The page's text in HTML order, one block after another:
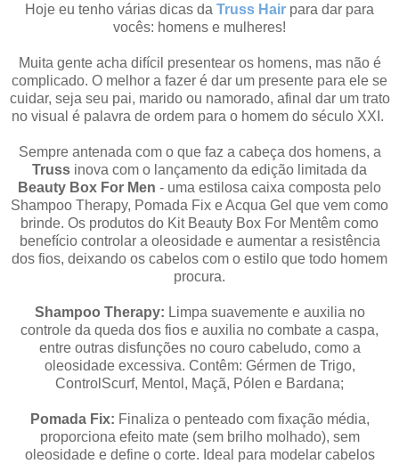
Hoje eu tenho várias dicas da Truss Hair para dar para
vocês: homens e mulheres!
Muita gente acha difícil presentear os homens, mas não é
complicado. O melhor a fazer é dar um presente para ele se
cuidar, seja seu pai, marido ou namorado, afinal dar um trato
no visual é palavra de ordem para o homem do século XXI.
Sempre antenada com o que faz a cabeça dos homens, a
Truss inova com o lançamento da edição limitada da
Beauty Box For Men - uma estilosa caixa composta pelo
Shampoo Therapy, Pomada Fix e Acqua Gel que vem como
brinde. Os produtos do Kit Beauty Box For Mentêm como
benefício controlar a oleosidade e aumentar a resistência
dos fios, deixando os cabelos com o estilo que todo homem
procura.
Shampoo Therapy: Limpa suavemente e auxilia no
controle da queda dos fios e auxilia no combate a caspa,
entre outras disfunções no couro cabeludo, como a
oleosidade excessiva. Contêm: Gérmen de Trigo,
ControlScurf, Mentol, Maçã, Pólen e Bardana;
Pomada Fix: Finaliza o penteado com fixação média,
proporciona efeito mate (sem brilho molhado), sem
oleosidade e define o corte. Ideal para modelar cabelos